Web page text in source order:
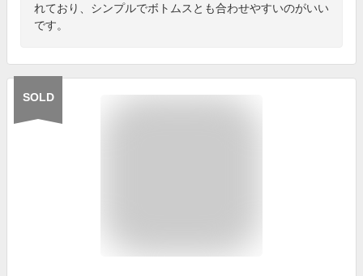
れており、シンプルでボトムスとも合わせやすいのがいい
です。
SOLD